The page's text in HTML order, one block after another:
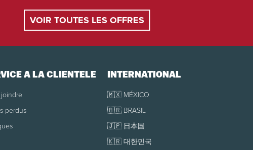
VOIR TOUTES LES OFFRES
À LA CLIENTÈLE
perdus
INTERNATIONAL
🇲🇽 MÉXICO
🇧🇷 BRASIL
🇯🇵 日本国
🇰🇷 대한민국